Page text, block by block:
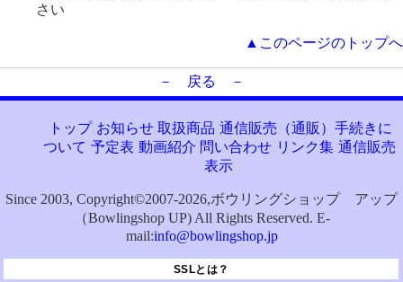
さい
▲このページのトップへ
－ 戻る －
トップ お知らせ 取扱商品 通信販売（通販）手続きに
ついて 予定表 動画紹介 問い合わせ リンク集 通信販売
表示
Since 2003, Copyright©2007-2026,ボウリングショップ アップ
（Bowlingshop UP) All Rights Reserved. E-
mail:info@bowlingshop.jp
SSLとは？